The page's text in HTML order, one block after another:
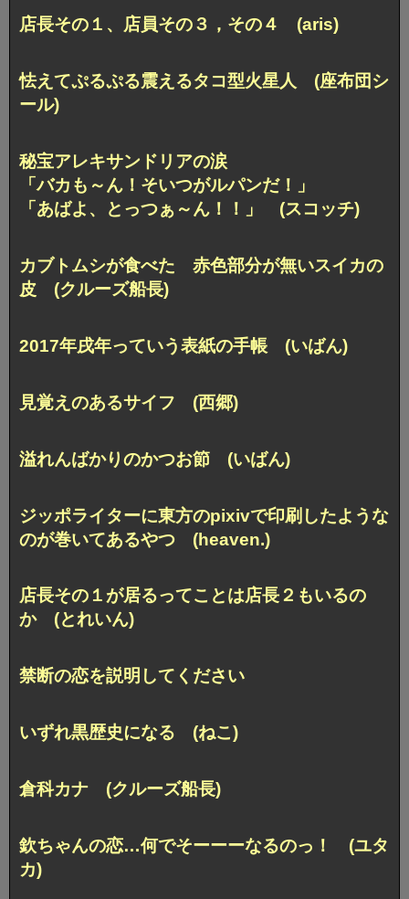
店長その１、店員その３，その４ (aris)
怯えてぷるぷる震えるタコ型火星人 (座布団シ
ール)
秘宝アレキサンドリアの涙
「バカも～ん！そいつがルパンだ！」
「あばよ、とっつぁ～ん！！」 (スコッチ)
カブトムシが食べた 赤色部分が無いスイカの
皮 (クルーズ船長)
2017年戌年っていう表紙の手帳 (いばん)
見覚えのあるサイフ (西郷)
溢れんばかりのかつお節 (いばん)
ジッポライターに東方のpixivで印刷したような
のが巻いてあるやつ (heaven.)
店長その１が居るってことは店長２もいるの
か (とれいん)
禁断の恋を説明してください
いずれ黒歴史になる (ねこ)
倉科カナ (クルーズ船長)
欽ちゃんの恋…何でそーーーなるのっ！ (ユタ
カ)